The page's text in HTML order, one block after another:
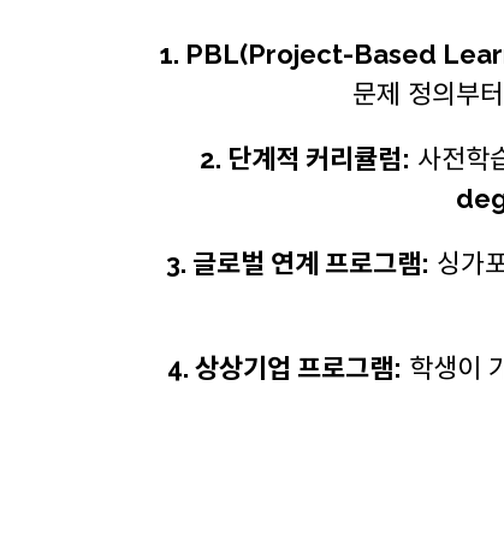
1. PBL(Project-Based
문제 정의부
2. 단계적 커리큘럼: 사전학
3. 글로벌 연계 프로그램: 싱가
4. 상상기업 프로그램: 학생이